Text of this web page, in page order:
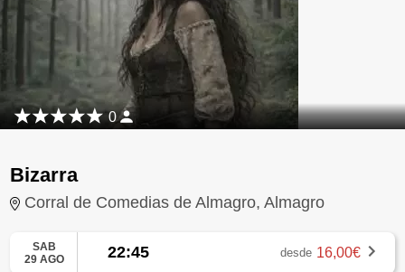
0
Bizarra
Corral de Comedias de Almagro, Almagro
SAB
29 AGO
22:45 desde 16,00€